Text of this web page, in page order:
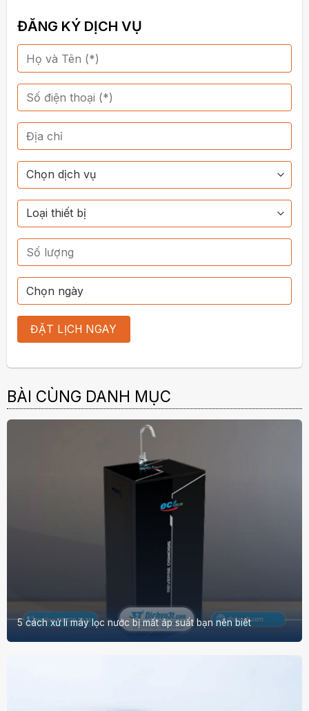
ĐĂNG KÝ DỊCH VỤ
BÀI CÙNG DANH MỤC
5 cách xử lí máy lọc nước bị mất áp suất bạn nên biêt